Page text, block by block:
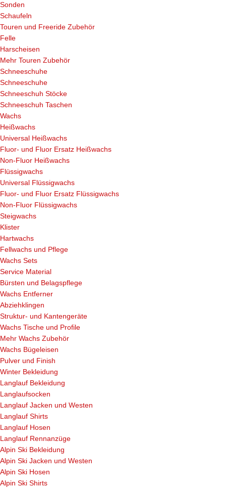
Sonden
Schaufeln
Touren und Freeride Zubehör
Felle
Harscheisen
Mehr Touren Zubehör
Schneeschuhe
Schneeschuhe
Schneeschuh Stöcke
Schneeschuh Taschen
Wachs
Heißwachs
Universal Heißwachs
Fluor- und Fluor Ersatz Heißwachs
Non-Fluor Heißwachs
Flüssigwachs
Universal Flüssigwachs
Fluor- und Fluor Ersatz Flüssigwachs
Non-Fluor Flüssigwachs
Steigwachs
Klister
Hartwachs
Fellwachs und Pflege
Wachs Sets
Service Material
Bürsten und Belagspflege
Wachs Entferner
Abziehklingen
Struktur- und Kantengeräte
Wachs Tische und Profile
Mehr Wachs Zubehör
Wachs Bügeleisen
Pulver und Finish
Winter Bekleidung
Langlauf Bekleidung
Langlaufsocken
Langlauf Jacken und Westen
Langlauf Shirts
Langlauf Hosen
Langlauf Rennanzüge
Alpin Ski Bekleidung
Alpin Ski Jacken und Westen
Alpin Ski Hosen
Alpin Ski Shirts